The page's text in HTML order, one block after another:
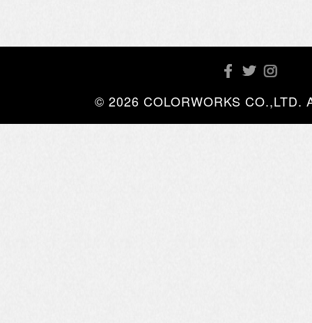
© 2026 COLORWORKS CO.,LTD.